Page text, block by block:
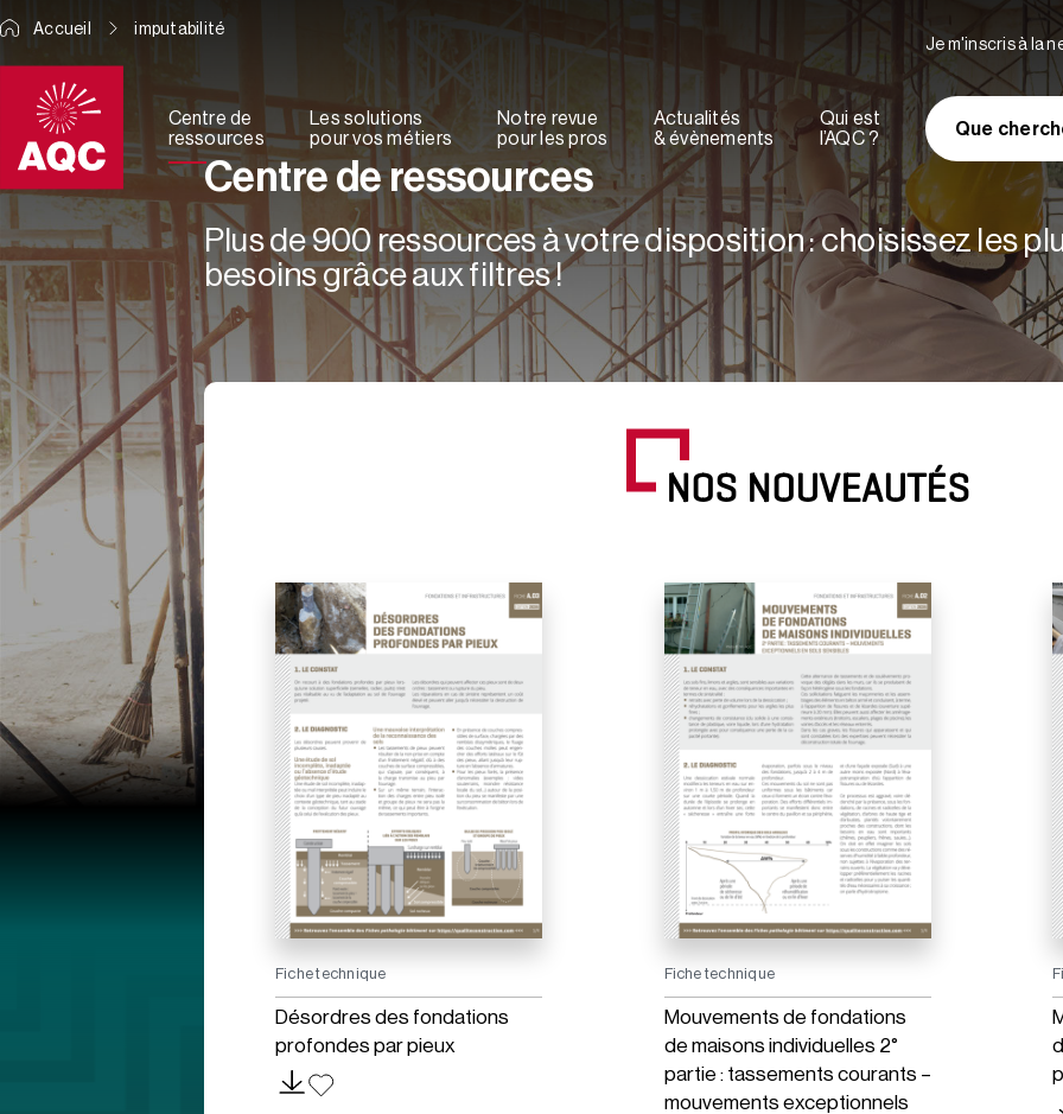
Centre de
ressources
Les solutions
pour vos métiers
Notre revue
pour les pros
Actualités
& évènements
Qui est
l’AQC ?
Je m'inscris à la
Que
Accueil imputabilité
Centre de ressources
Plus de 900 ressources à votre disposition : choisissez les
besoins grâce aux filtres !
NOS NOUVEAUTÉS
Fiche technique
Désordres des fondations
profondes par pieux
Fiche technique
Mouvements de fondations
de maisons individuelles 2°
partie : tassements courants –
mouvements exceptionnels